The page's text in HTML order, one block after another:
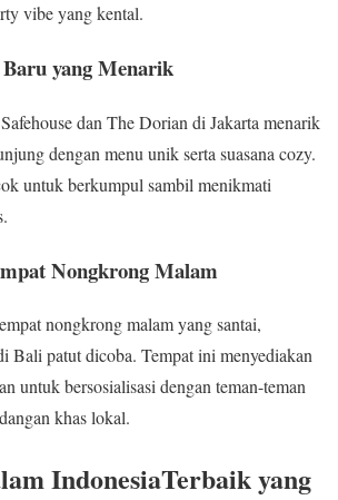
vibe yang kental.
yang Menarik
dan The Dorian di Jakarta menarik
dengan menu unik serta suasana cozy.
untuk berkumpul sambil menikmati
Nongkrong Malam
nongkrong malam yang santai,
Bali patut dicoba. Tempat ini menyediakan
untuk bersosialisasi dengan teman-teman
khas lokal.
IndonesiaTerbaik yang